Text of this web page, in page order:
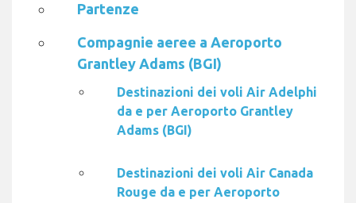
Partenze
Compagnie aeree a Aeroporto
Grantley Adams (BGI)
Destinazioni dei voli Air Adelphi
da e per Aeroporto Grantley
Adams (BGI)
Destinazioni dei voli Air Canada
Rouge da e per Aeroporto